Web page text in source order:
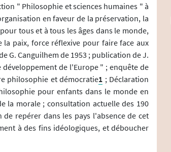
" Philosophie et sciences humaines " à
en faveur de la préservation, la
tous et à tous les âges dans le monde,
paix, force réflexive pour faire face aux
G. Canguilhem de 1953 ; publication de J.
de l'Europe " ; enquête de
philosophie et démocratie1 ; Déclaration
pour enfants dans le monde en
la morale ; consultation actuelle des 190
repérer dans les pays l'absence de cet
à des fins idéologiques, et déboucher